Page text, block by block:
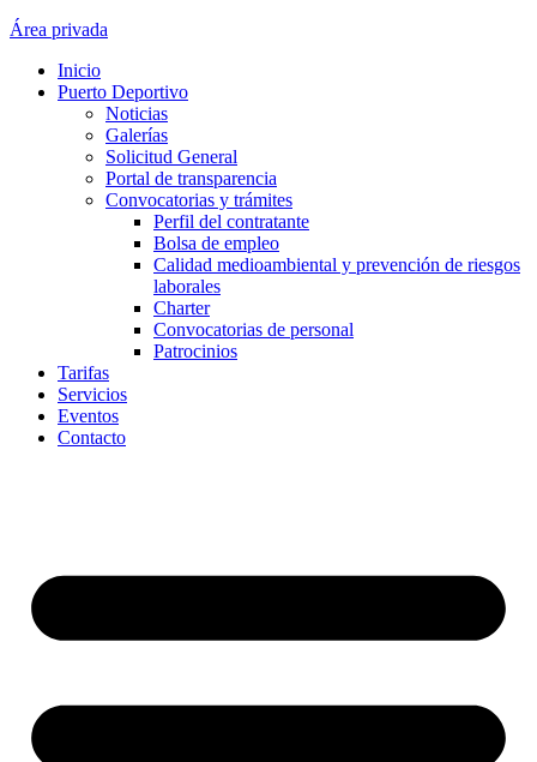
Área privada
Inicio
Puerto Deportivo
Noticias
Galerías
Solicitud General
Portal de transparencia
Convocatorias y trámites
Perfil del contratante
Bolsa de empleo
Calidad medioambiental y prevención de riesgos
laborales
Charter
Convocatorias de personal
Patrocinios
Tarifas
Servicios
Eventos
Contacto